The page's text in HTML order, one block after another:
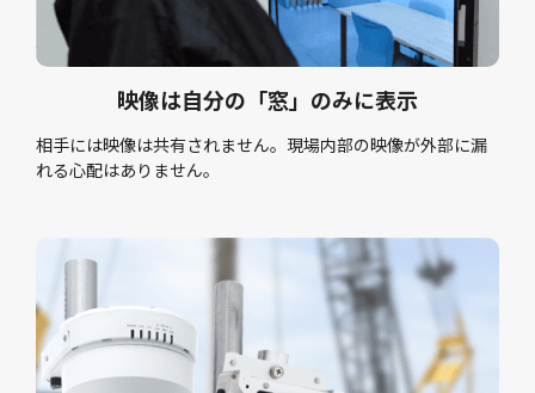
映像は自分の「窓」のみに表示
相手には映像は共有されません。現場内部の映像が外部に漏
れる心配はありません。